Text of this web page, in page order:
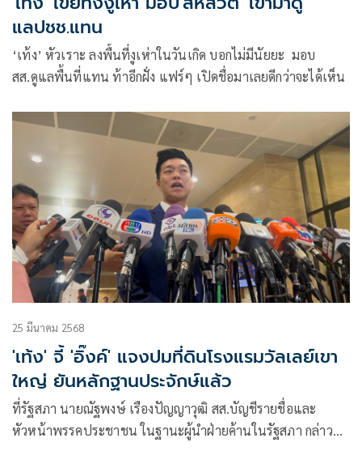
แลปชช.แทน
‘เท้ง’ หัวเราะ ลงพื้นที่งูเห่าในวันเกิด บอกไม่มีนัยยะ มอบ
สส.ดูแลพื้นที่แทน ท้าอีกฝั่ง แฟร์ๆ เปิดชื่อมาเลยดีกว่าจะได้เห็น
25 มีนาคม 2568
'เท้ง' จี้ 'อิ๊งค์' แจงปมที่ดินโรงแรมวัลเลย์เขา
ใหญ่ ยันหลักฐานประจักษ์แล้ว
ที่รัฐสภา นายณัฐพงษ์ เรืองปัญญาวุฒิ สส.บัญชีรายชื่อและ
หัวหน้าพรรคประชาชน ในฐานะผู้นำฝ่ายค้านในรัฐสภา กล่าวถึง